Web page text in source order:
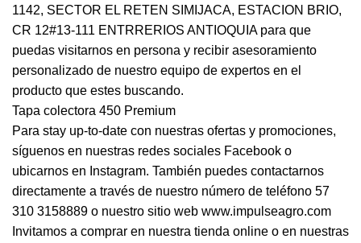
1142, SECTOR EL RETEN SIMIJACA, ESTACION BRIO,
CR 12#13-111 ENTRRERIOS ANTIOQUIA para que
puedas visitarnos en persona y recibir asesoramiento
personalizado de nuestro equipo de expertos en el
producto que estes buscando.
Tapa colectora 450 Premium
Para stay up-to-date con nuestras ofertas y promociones,
síguenos en nuestras redes sociales Facebook o
ubicarnos en Instagram. También puedes contactarnos
directamente a través de nuestro número de teléfono 57
310 3158889 o nuestro sitio web www.impulseagro.com
Invitamos a comprar en nuestra tienda online o en nuestras